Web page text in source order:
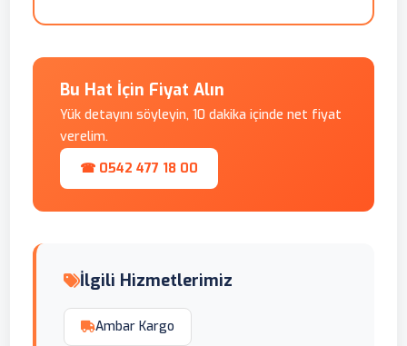
Bu Hat İçin Fiyat Alın
Yük detayını söyleyin, 10 dakika içinde net fiyat
verelim.
☎ 0542 477 18 00
İlgili Hizmetlerimiz
Ambar Kargo